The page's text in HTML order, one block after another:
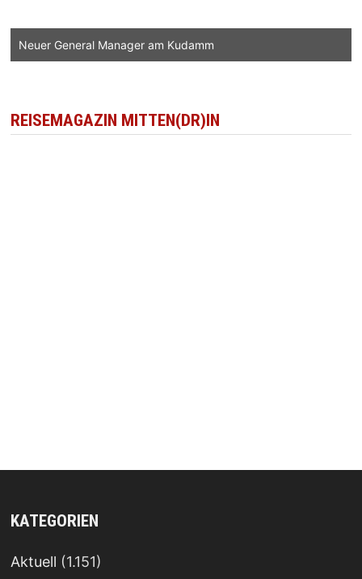
Neuer General Manager am Kudamm
REISEMAGAZIN MITTEN(DR)IN
KATEGORIEN
Aktuell (1.151)